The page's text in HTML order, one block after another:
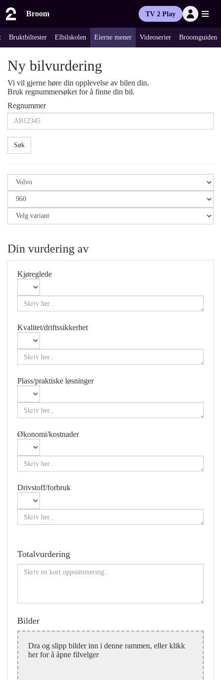
Broom TV 2 Play
Bruktbiltester Elbilskolen Eierne mener Videoserier Broomguiden
Ny bilvurdering
Vi vil gjerne høre din opplevelse av bilen din.
Bruk regnummersøket for å finne din bil.
Regnummer
Søk
Din vurdering av
Kjøreglede
Kvalitet/driftssikkerhet
Plass/praktiske løsninger
Økonomi/kostnader
Drivstoff/forbruk
Totalvurdering
Bilder
Dra og slipp bilder inn i denne rammen, eller klikk
her for å åpne filvelger